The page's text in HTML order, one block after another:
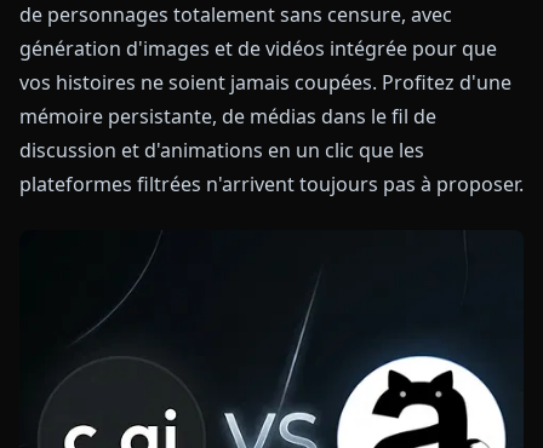
de personnages totalement sans censure, avec
génération d'images et de vidéos intégrée pour que
vos histoires ne soient jamais coupées. Profitez d'une
mémoire persistante, de médias dans le fil de
discussion et d'animations en un clic que les
plateformes filtrées n'arrivent toujours pas à proposer.